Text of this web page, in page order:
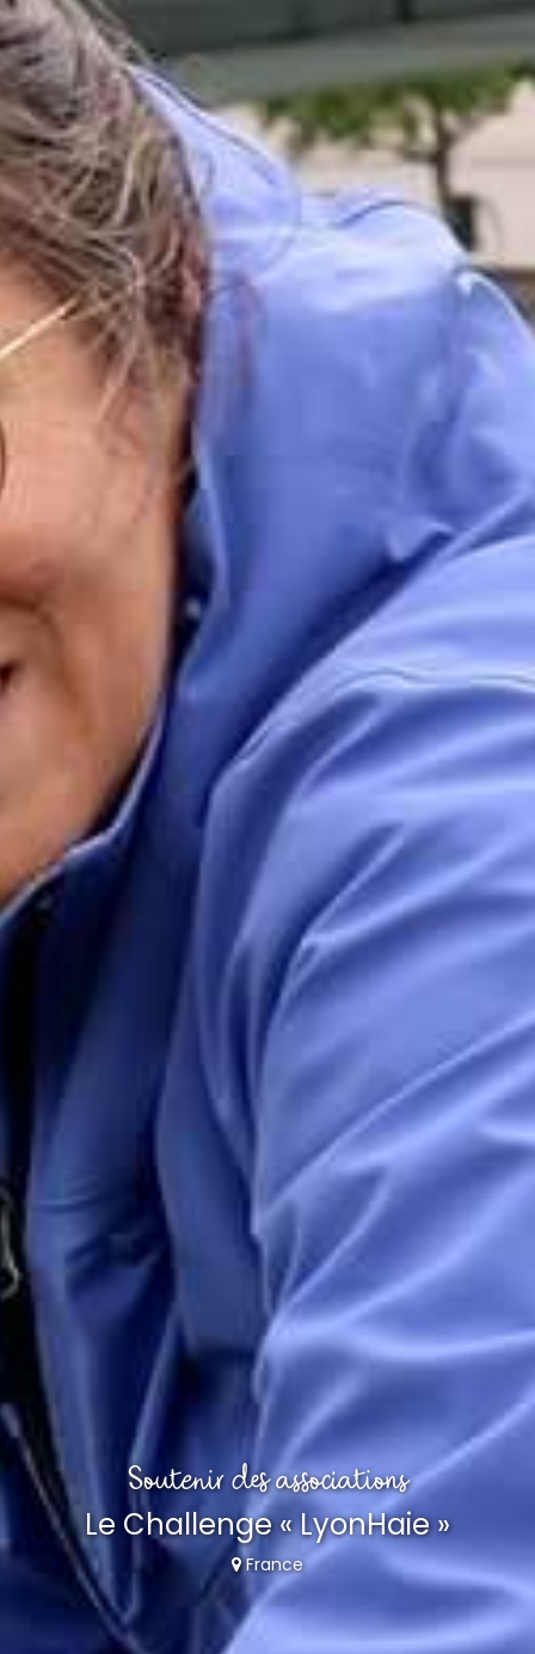
Soutenir des associations
Le Challenge « LyonHaie »
France